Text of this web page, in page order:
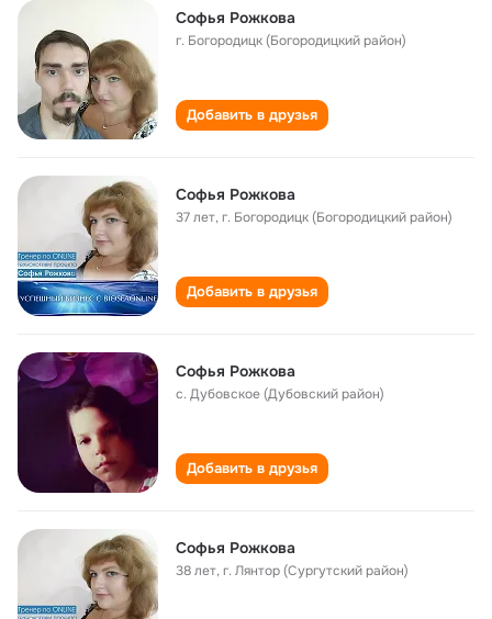
Софья Рожкова
г. Богородицк (Богородицкий район)
Добавить в друзья
Софья Рожкова
37 лет,г. Богородицк (Богородицкий район)
Добавить в друзья
Софья Рожкова
с. Дубовское (Дубовский район)
Добавить в друзья
Софья Рожкова
38 лет,г. Лянтор (Сургутский район)